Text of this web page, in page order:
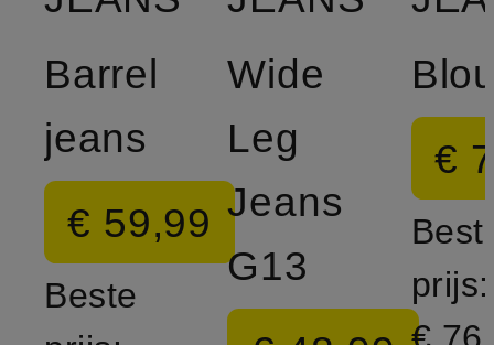
Barrel
jeans
€ 59,99
Beste
Wide
Leg
Jeans
G13
€
prijs: